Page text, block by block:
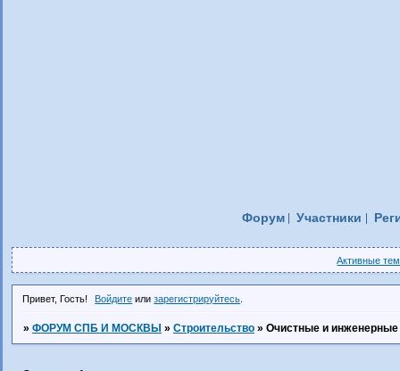
Форум Участники
Активные
Привет, Гость! Войдите илизарегистрируйтесь
» ФОРУМ СПБ И МОСКВЫ » Строительство » Очистные и инженерные